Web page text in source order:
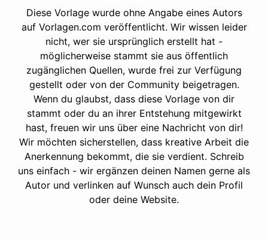
Diese Vorlage wurde ohne Angabe eines Autors
auf Vorlagen.com veröffentlicht. Wir wissen leider
nicht, wer sie ursprünglich erstellt hat -
möglicherweise stammt sie aus öffentlich
zugänglichen Quellen, wurde frei zur Verfügung
gestellt oder von der Community beigetragen.
Wenn du glaubst, dass diese Vorlage von dir
stammt oder du an ihrer Entstehung mitgewirkt
hast, freuen wir uns über eine Nachricht von dir!
Wir möchten sicherstellen, dass kreative Arbeit die
Anerkennung bekommt, die sie verdient. Schreib
uns einfach - wir ergänzen deinen Namen gerne als
Autor und verlinken auf Wunsch auch dein Profil
oder deine Website.